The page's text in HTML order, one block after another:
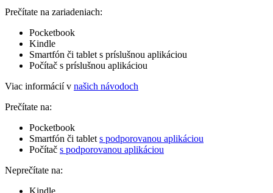
Prečítate na zariadeniach:
Pocketbook
Kindle
Smartfón či tablet s príslušnou aplikáciou
Počítač s príslušnou aplikáciou
Viac informácií v našich návodoch
Prečítate na:
Pocketbook
Smartfón či tablet s podporovanou aplikáciou
Počítač s podporovanou aplikáciou
Neprečítate na:
Kindle